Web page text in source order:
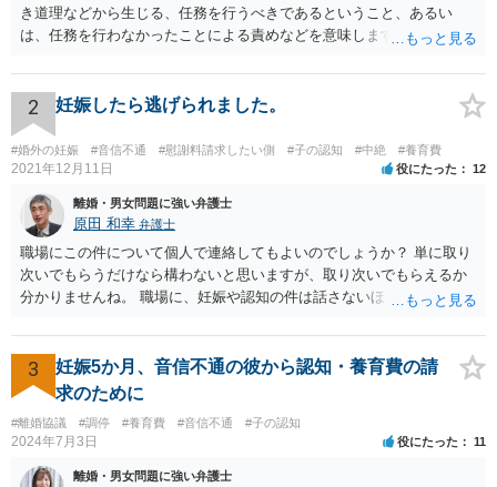
き道理などから生じる、任務を行うべきであるということ、あるい
は、任務を行わなかったことによる責めなどを意味します。 道義的責
則はありませんが、道義的責任を果たさないことで、他人からの信用
を無くす、不遇を受けるなどの一般的にはそのような事実上の不利益
が生じます。
2 妊娠したら逃げられました。
#婚外の妊娠 #音信不通 #慰謝料請求したい側 #子の認知 #中絶 #養育費
2021年12月11日 役にたった 12
離婚・男女問題に強い弁護士
原田 和幸 弁護士
職場にこの件について個人で連絡してもよいのでしょうか？ 単に取り
次いでもらうだけなら構わないと思いますが、取り次いでもらえるか
分かりませんね。 職場に、妊娠や認知の件は話さないほうがよいと思
難しいと思われれば、弁護士に入ってもらうことも検討されてくださ
い。 一度、お近くの弁護士に相談されてみてもよいと思います。
3
妊娠5か月、音信不通の彼から認知・養育費の請
求のために
#離婚協議 #調停 #養育費 #音信不通 #子の認知
2024年7月3日 役にたった 11
離婚・男女問題に強い弁護士